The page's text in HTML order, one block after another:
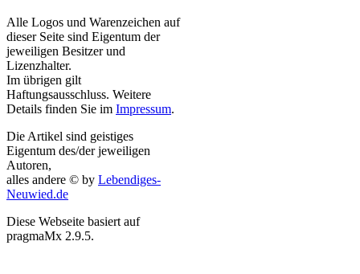
Alle Logos und Warenzeichen auf
dieser Seite sind Eigentum der
jeweiligen Besitzer und
Lizenzhalter.
Im übrigen gilt
Haftungsausschluss. Weitere
Details finden Sie im Impressum.
Die Artikel sind geistiges
Eigentum des/der jeweiligen
Autoren,
alles andere © by Lebendiges-
Neuwied.de
Diese Webseite basiert auf
pragmaMx 2.9.5.